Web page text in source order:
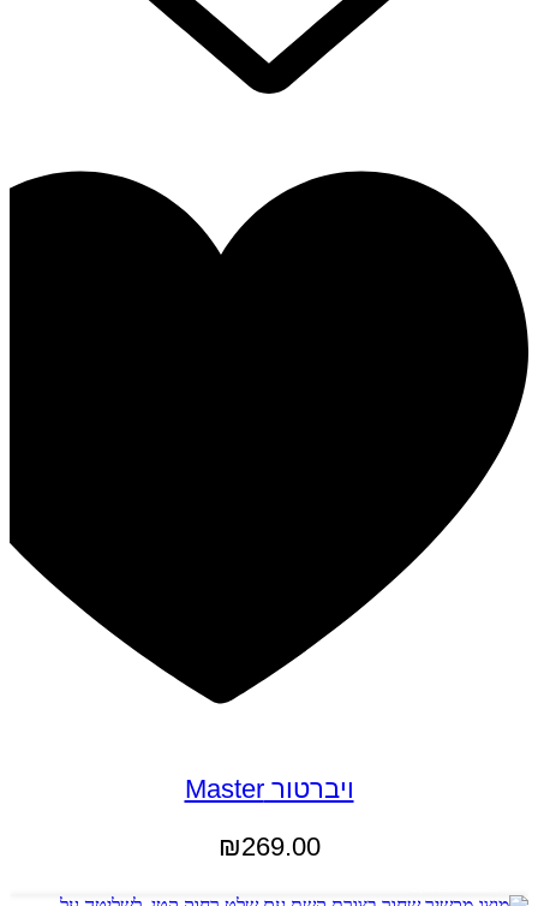
ויברטור Master
₪269.00